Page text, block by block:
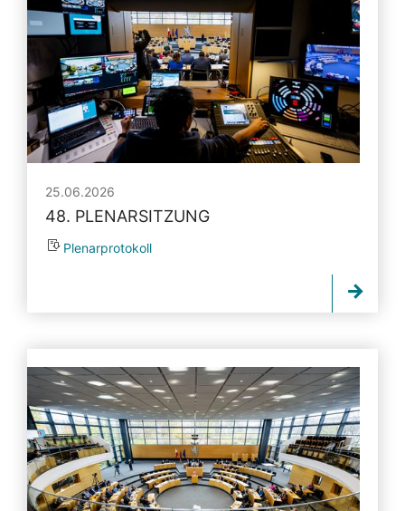
25.06.2026
48. PLENARSITZUNG
Plenarprotokoll